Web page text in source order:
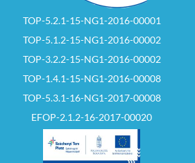
TOP-5.2.1-15-NG1-2016-00001
TOP-5.1.2-15-NG1-2016-00002
TOP-3.2.2-15-NG1-2016-00002
TOP-1.4.1-15-NG1-2016-00008
TOP-5.3.1-16-NG1-2017-00008
EFOP-2.1.2-16-2017-00020